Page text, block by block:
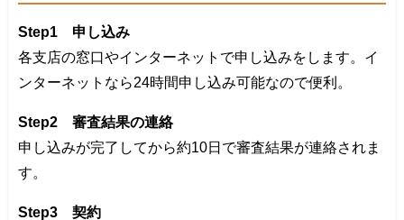
Step1 申し込み
各支店の窓口やインターネットで申し込みをします。イ
ンターネットなら24時間申し込み可能なので便利。
Step2 審査結果の連絡
申し込みが完了してから約10日で審査結果が連絡されま
す。
Step3 契約